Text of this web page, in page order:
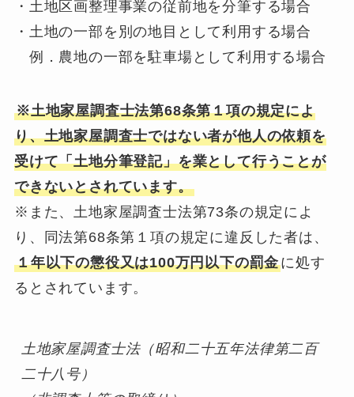
・土地区画整理事業の従前地を分筆する場合
・土地の一部を別の地目として利用する場合
例．農地の一部を駐車場として利用する場合
※土地家屋調査士法第68条第１項の規定によ
り、土地家屋調査士ではない者が他人の依頼を
受けて「土地分筆登記」を業として行うことが
できないとされています。
※また、土地家屋調査士法第73条の規定によ
り、同法第68条第１項の規定に違反した者は、
１年以下の懲役又は100万円以下の罰金に処す
るとされています。
土地家屋調査士法（昭和二十五年法律第二百
二十八号）